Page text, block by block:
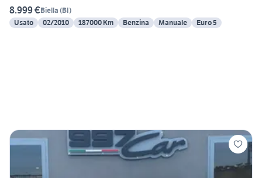
8.999 €Biella (BI)
Usato
02/2010 187000 Km Benzina Manuale Euro 5